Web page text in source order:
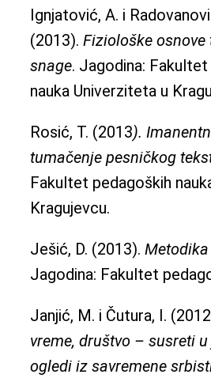
Ignjatović, A. i
(2013). Fiziološke
snage. Jagodina:
nauka Univerziteta u
Rosić, T. (2013).
tumačenje pesničkog
Fakultet pedagoških
Kragujevcu.
Ješić, D. (2013).
Jagodina: Fakultet
Janjić, M. i Čutura, I.
vreme, društvo – susreti
ogledi iz savremene